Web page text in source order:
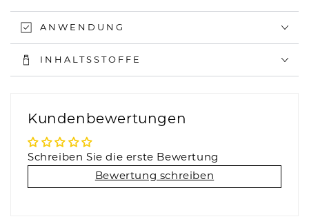
ANWENDUNG
INHALTSSTOFFE
Kundenbewertungen
Schreiben Sie die erste Bewertung
Bewertung schreiben